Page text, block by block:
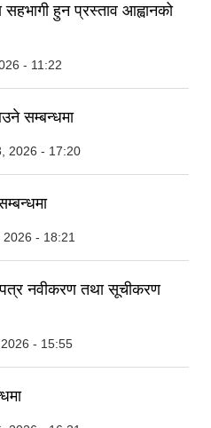
हुन प्रस्ताव आह्वानको
- 11:22
सम्बन्धमा
2026 - 17:20
- 18:21
नवीकरण तथा सूचीकरण
- 15:55